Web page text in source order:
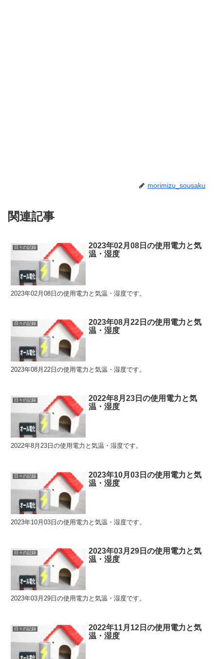
morimizu_sousaku
関連記事
日々の記録
2023年02月08日の使用電力と気
温・湿度
2023年02月08日の使用電力と気温・湿度です。
日々の記録
2023年08月22日の使用電力と気
温・湿度
2023年08月22日の使用電力と気温・湿度です。
日々の記録
2022年8月23日の使用電力と気
温・湿度
2022年8月23日の使用電力と気温・湿度です。
日々の記録
2023年10月03日の使用電力と気
温・湿度
2023年10月03日の使用電力と気温・湿度です。
日々の記録
2023年03月29日の使用電力と気
温・湿度
2023年03月29日の使用電力と気温・湿度です。
日々の記録
2022年11月12日の使用電力と気
温・湿度